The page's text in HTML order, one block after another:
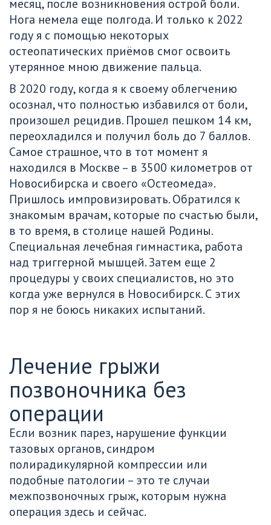
месяц, после возникновения острой боли.
Нога немела еще полгода. И только к 2022
году я с помощью некоторых
остеопатических приёмов смог освоить
утерянное мною движение пальца.
В 2020 году, когда я к своему облегчению
осознал, что полностью избавился от боли,
произошел рецидив. Прошел пешком 14 км,
переохладился и получил боль до 7 баллов.
Самое страшное, что в тот момент я
находился в Москве – в 3500 километров от
Новосибирска и своего «Остеомеда».
Пришлось импровизировать. Обратился к
знакомым врачам, которые по счастью были,
в то время, в столице нашей Родины.
Специальная лечебная гимнастика, работа
над триггерной мышцей. Затем еще 2
процедуры у своих специалистов, но это
когда уже вернулся в Новосибирск. С этих
пор я не боюсь никаких испытаний.
Лечение грыжи
позвоночника без
операции
Если возник парез, нарушение функции
тазовых органов, синдром
полирадикулярной компрессии или
подобные патологии – это те случаи
межпозвоночных грыж, которым нужна
операция здесь и сейчас.